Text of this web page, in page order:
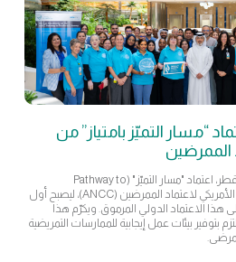
“مسار التميّز بامتياز” من
الممرضين
حقق سدرة للطب، عضو مؤسسة قطر، اعتماد "مسار التميّز" (Pathway to
Excellence) المرموق من المركز الأمريكي لاعتماد الممرضين (ANCC)، ليصبح أول
الاعتماد الدولي المرموق. ويكرّم هذا
بتوفير بيئات عمل إيجابية للممارسات التمريضية